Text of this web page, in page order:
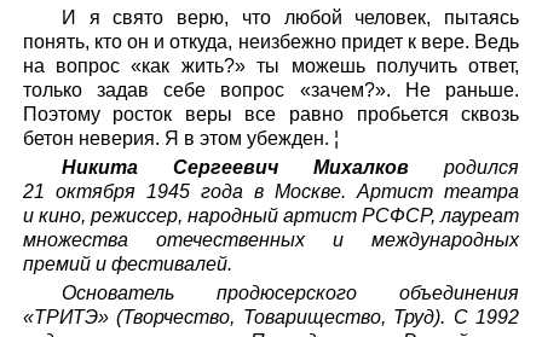
И я свято верю, что любой человек, пытаясь
понять, кто он и откуда, неизбежно придет к вере. Ведь
на вопрос «как жить?» ты можешь получить ответ,
только задав себе вопрос «зачем?». Не раньше.
Поэтому росток веры все равно пробьется сквозь
бетон неверия. Я в этом убежден. ¦
Никита Сергеевич Михалковродился
21 октября 1945 года в Москве. Артист театра
и кино, режиссер, народный артист РСФСР, лауреат
множества отечественных и международных
премий и фестивалей.
Основатель продюсерского объединения
«ТРИТЭ» (Творчество, Товарищество, Труд). С 1992